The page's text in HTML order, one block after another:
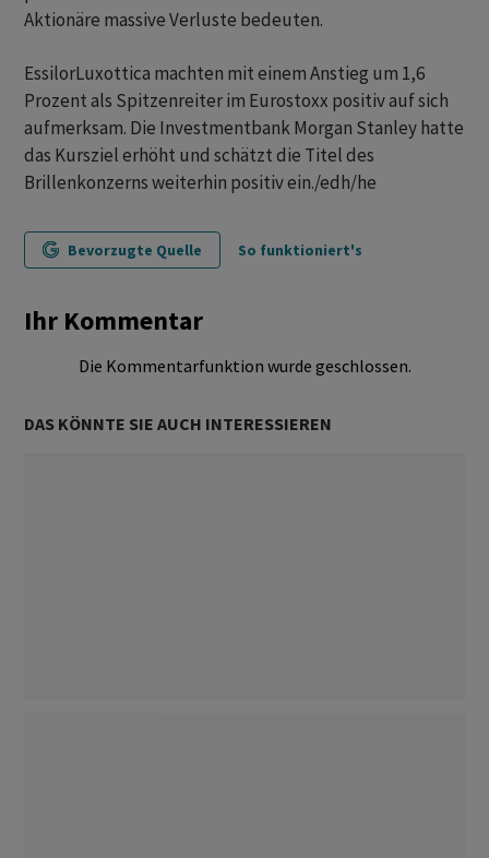
Aktionäre massive Verluste bedeuten.
EssilorLuxottica machten mit einem Anstieg um 1,6
Prozent als Spitzenreiter im Eurostoxx positiv auf sich
aufmerksam. Die Investmentbank Morgan Stanley hatte
das Kursziel erhöht und schätzt die Titel des
Brillenkonzerns weiterhin positiv ein./edh/he
Bevorzugte Quelle So funktioniert's
Ihr Kommentar
Die Kommentarfunktion wurde geschlossen.
DAS KÖNNTE SIE AUCH INTERESSIEREN